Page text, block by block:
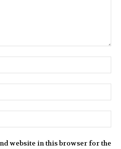
website in this browser for the